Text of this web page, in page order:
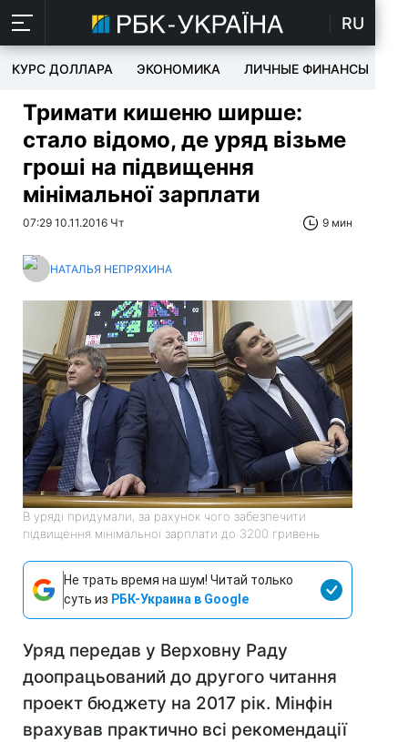
RU
КУРС ДОЛЛАРА ЭКОНОМИКА ЛИЧНЫЕ ФИНАНСЫ
Тримати кишеню ширше:
стало відомо, де уряд візьме
гроші на підвищення
мінімальної зарплати
07:29 10.11.2016 Чт 9 мин
НАТАЛЬЯ НЕПРЯХИНА
В уряді придумали, за рахунок чого забезпечити
підвищення мінімальної зарплати до 3200 гривень
Не трать время на шум! Читай только
суть из РБК-Украина в Google
Уряд передав у Верховну Раду
доопрацьований до другого читання
проект бюджету на 2017 рік. Мінфін
врахував практично всі рекомендації